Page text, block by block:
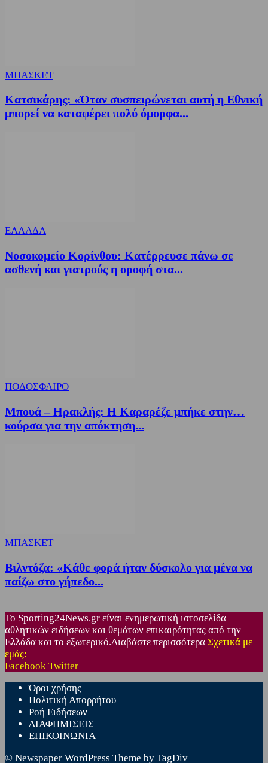
ΜΠΑΣΚΕΤ
Κατσικάρης: «Όταν συσπειρώνεται αυτή η Εθνική
μπορεί να καταφέρει πολύ όμορφα...
ΕΛΛΑΔΑ
Νοσοκομείο Κορίνθου: Κατέρρευσε πάνω σε
ασθενή και γιατρούς η οροφή στα...
ΠΟΔΟΣΦΑΙΡΟ
Μπουά – Ηρακλής: Η Καραρέζε μπήκε στην…
κούρσα για την απόκτηση...
ΜΠΑΣΚΕΤ
Βιλντόζα: «Κάθε φορά ήταν δύσκολο για μένα να
παίζω στο γήπεδο...
Το Sporting24News.gr είναι ενημερωτική ιστοσελίδα
αθλητικών ειδήσεων και θεμάτων επικαιρότητας από την
Ελλάδα και το εξωτερικό.Διαβάστε περισσότερα Σχετικά με
εμάς:
Facebook Twitter
Όροι χρήσης
Πολιτική Απορρήτου
Ροή Ειδήσεων
ΔΙΑΦΗΜΙΣΕΙΣ
ΕΠΙΚΟΙΝΩΝΙΑ
© Newspaper WordPress Theme by TagDiv